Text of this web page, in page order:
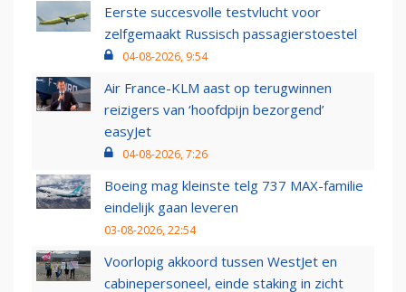
Eerste succesvolle testvlucht voor
zelfgemaakt Russisch passagierstoestel
04-08-2026, 9:54
Air France-KLM aast op terugwinnen
reizigers van ‘hoofdpijn bezorgend’
easyJet
04-08-2026, 7:26
Boeing mag kleinste telg 737 MAX-familie
eindelijk gaan leveren
03-08-2026, 22:54
Voorlopig akkoord tussen WestJet en
cabinepersoneel, einde staking in zicht